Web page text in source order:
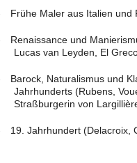
Frühe Maler aus Italien und
Renaissance und
Lucas van Leyden, El
Barock, Naturalismus und
Jahrhunderts (Rubens,
Straßburgerin von
19. Jahrhundert (Delacroix,